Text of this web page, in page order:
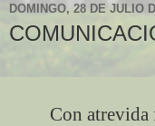
DOMINGO, 28 DE JULIO
Con atrevida